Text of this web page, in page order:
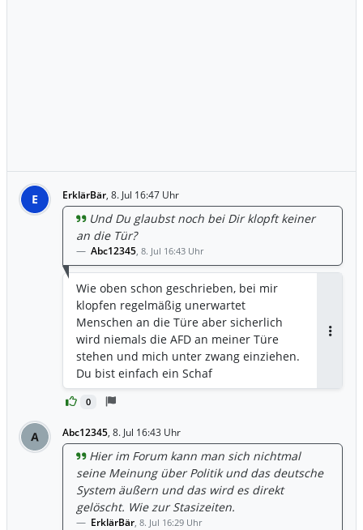
E ErklärBär, 8. Jul 16:47 Uhr
0
Und Du glaubst noch bei Dir klopft keiner
an die Tür?
Abc12345, 8. Jul 16:43 Uhr
Wie oben schon geschrieben, bei mir
klopfen regelmäßig unerwartet
Menschen an die Türe aber sicherlich
wird niemals die AFD an meiner Türe
stehen und mich unter zwang einziehen.
Du bist einfach ein Schaf
A Abc12345, 8. Jul 16:43 Uhr
Hier im Forum kann man sich nichtmal
seine Meinung über Politik und das deutsche
System äußern und das wird es direkt
gelöscht. Wie zur Stasizeiten.
ErklärBär, 8. Jul 16:29 Uhr